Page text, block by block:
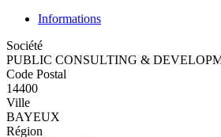
Informations
Société
PUBLIC CONSULTING &
Code Postal
14400
Ville
BAYEUX
Région